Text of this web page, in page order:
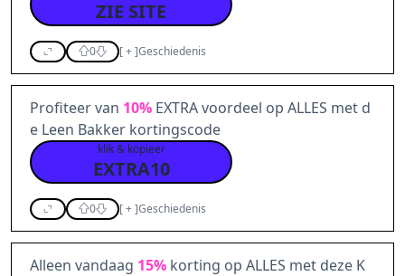
ZIE SITE
0 [+]Geschiedenis
Profiteer van 10% EXTRA voordeel op ALLES met d
e Leen Bakker kortingscode
klik & kopieer
EXTRA10
0 [+]Geschiedenis
Alleen vandaag 15% korting op ALLES met deze K